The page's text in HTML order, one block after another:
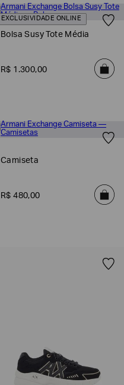
EXCLUSIVIDADE ONLINE
Bolsa Susy Tote Média
R$ 1 .300,00
Camiseta
R$ 480,00